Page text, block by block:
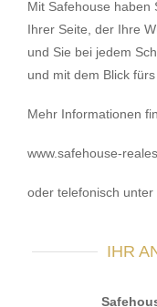
Mit Safehouse haben
Ihrer Seite, der Ihre
und Sie bei jedem
und mit dem Blick fürs
Mehr Informationen
www.safehouse-
oder telefonisch
IHR